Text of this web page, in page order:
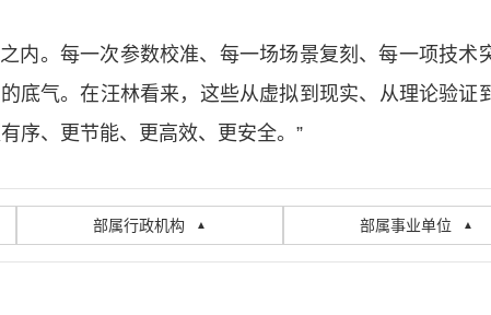
内。每一次参数校准、每一场场景复刻、每一项技术
底气。在汪林看来，这些从虚拟到现实、从理论验证
序、更节能、更高效、更安全。”
部属行政机构 ▲ 部属事业单位 ▲